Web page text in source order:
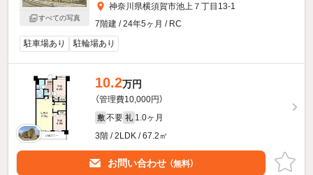
すべての写真
神奈川県横須賀市池上７丁目13-1
7階建 / 24年5ヶ月 / RC
駐車場あり
駐輪場あり
10.2万円
（管理費10,000円）
敷 不要 礼 1.0ヶ月
3階 / 2LDK / 67.2㎡
お問い合わせ （無料）